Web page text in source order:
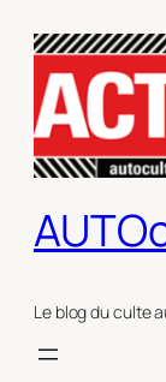
contenu
Le blog du culte